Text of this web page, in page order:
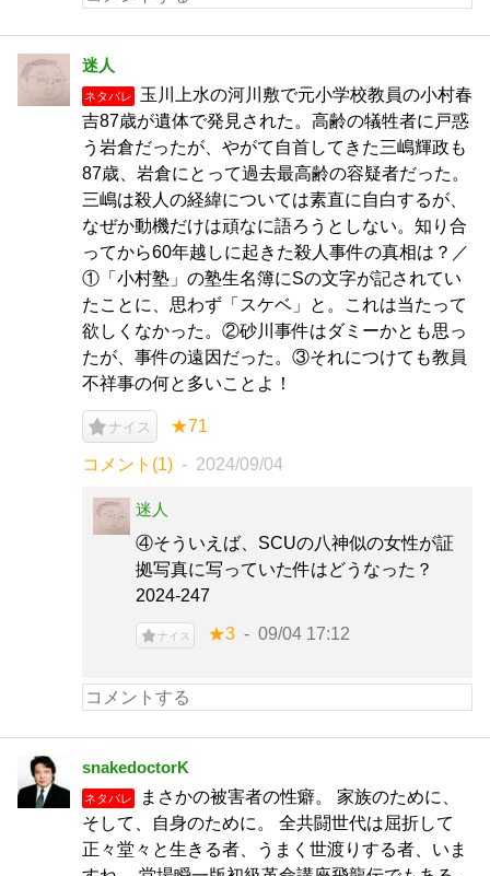
迷人
ネタバレ
玉川上水の河川敷で元小学校教員の小村春
吉87歳が遺体で発見された。高齢の犠牲者に戸惑
う岩倉だったが、やがて自首してきた三嶋輝政も
87歳、岩倉にとって過去最高齢の容疑者だった。
三嶋は殺人の経緯については素直に自白するが、
なぜか動機だけは頑なに語ろうとしない。知り合
ってから60年越しに起きた殺人事件の真相は？／
①「小村塾」の塾生名簿にSの文字が記されてい
たことに、思わず「スケベ」と。これは当たって
欲しくなかった。②砂川事件はダミーかとも思っ
たが、事件の遠因だった。③それにつけても教員
不祥事の何と多いことよ！
ナイス ★71
コメント(1) 2024/09/04
迷人
④そういえば、SCUの八神似の女性が証
拠写真に写っていた件はどうなった？
2024-247
ナイス ★3 09/04 17:12
snakedoctorK
ネタバレ
まさかの被害者の性癖。 家族のために、
そして、自身のために。 全共闘世代は屈折して
正々堂々と生きる者、うまく世渡りする者、いま